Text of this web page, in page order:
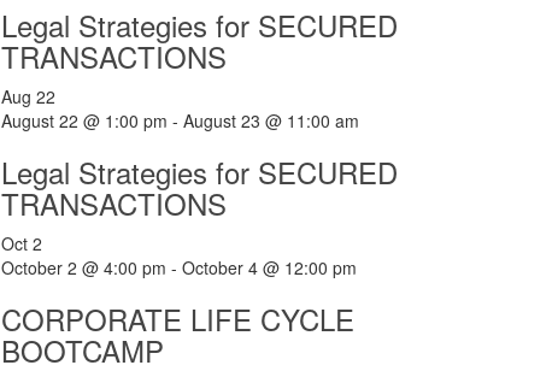
Legal Strategies for SECURED
TRANSACTIONS
Aug 22
August 22 @ 1:00 pm - August 23 @ 11:00 am
Legal Strategies for SECURED
TRANSACTIONS
Oct 2
October 2 @ 4:00 pm - October 4 @ 12:00 pm
CORPORATE LIFE CYCLE
BOOTCAMP